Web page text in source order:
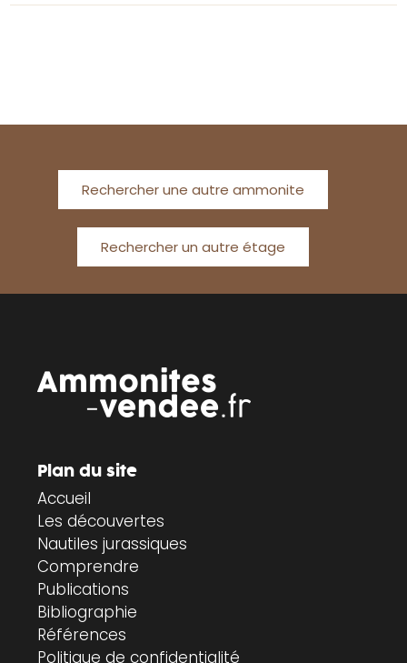
Rechercher une autre ammonite
Rechercher un autre étage
Plan du site
Accueil
Les découvertes
Nautiles jurassiques
Comprendre
Publications
Bibliographie
Références
Politique de confidentialité